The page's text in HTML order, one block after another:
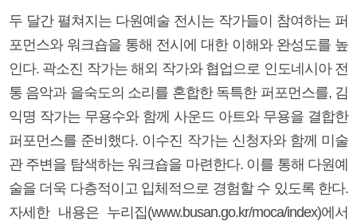
두 달간 펼쳐지는 다원예술 전시는 작가들이 참여하는 퍼
포먼스와 워크숍을 통해 전시에 대한 이해와 완성도를 높
인다. 곽소진 작가는 해외 작가와 협업으로 인도네시아 전
통 음악과 을숙도의 소리를 혼합한 독특한 퍼포먼스를, 김
익명 작가는 무용수와 함께 사운드 아트와 무용을 결합한
퍼포먼스를 준비했다. 이수진 작가는 신청자와 함께 미술
관 주변을 탐색하는 워크숍을 마련한다. 이를 통해 다원예
술을 더욱 다층적이고 입체적으로 경험할 수 있도록 한다.
자세한 내용은 누리집(www.busan.go.kr/moca/index)에서